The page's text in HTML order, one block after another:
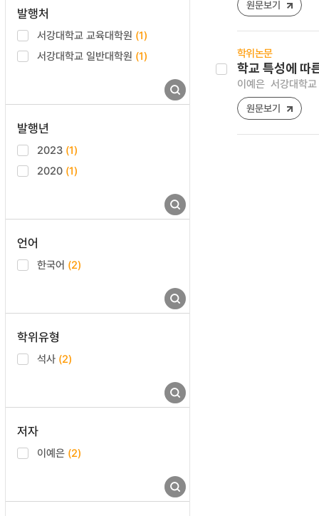
발행처
서강대학교 교육대학원 (1)
서강대학교 일반대학원 (1)
발행년
2023 (1)
2020 (1)
언어
한국어 (2)
학위유형
석사 (2)
저자
이예은 (2)
원문보기
학위논문
학교 특성에 따
이예은 서강대학
원문보기